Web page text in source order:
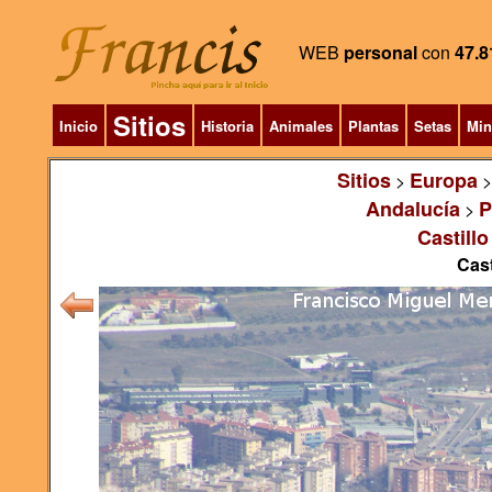
WEB personalcon
Inicio Sitios Historia Animales Plantas Setas
Sitios> Europa
Andalucía >